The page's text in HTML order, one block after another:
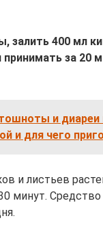
залить 400 мл
принимать за
и диареи
и для чего
и листьев
минут.